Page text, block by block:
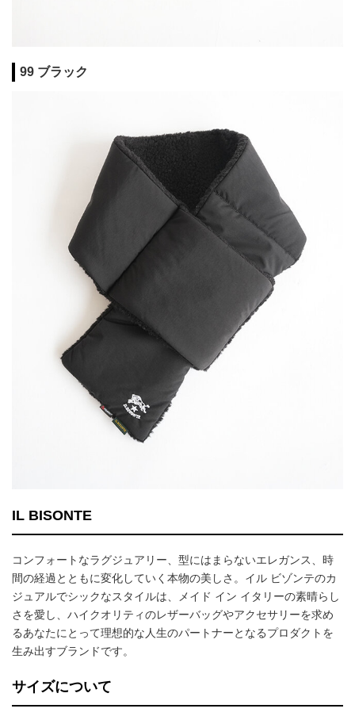
99 ブラック
IL BISONTE
コンフォートなラグジュアリー、型にはまらないエレガンス、時
間の経過とともに変化していく本物の美しさ。イル ビゾンテのカ
ジュアルでシックなスタイルは、メイド イン イタリーの素晴らし
さを愛し、ハイクオリティのレザーバッグやアクセサリーを求め
るあなたにとって理想的な人生のパートナーとなるプロダクトを
生み出すブランドです。
サイズについて